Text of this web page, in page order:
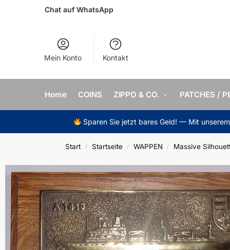
Chat auf WhatsApp
Mein Konto Kontakt
Home COINS ZIPPO & CO. PATCHES /
Sparen Sie jetzt bares Geld! — Mit
Start / Startseite / WAPPEN / Massive